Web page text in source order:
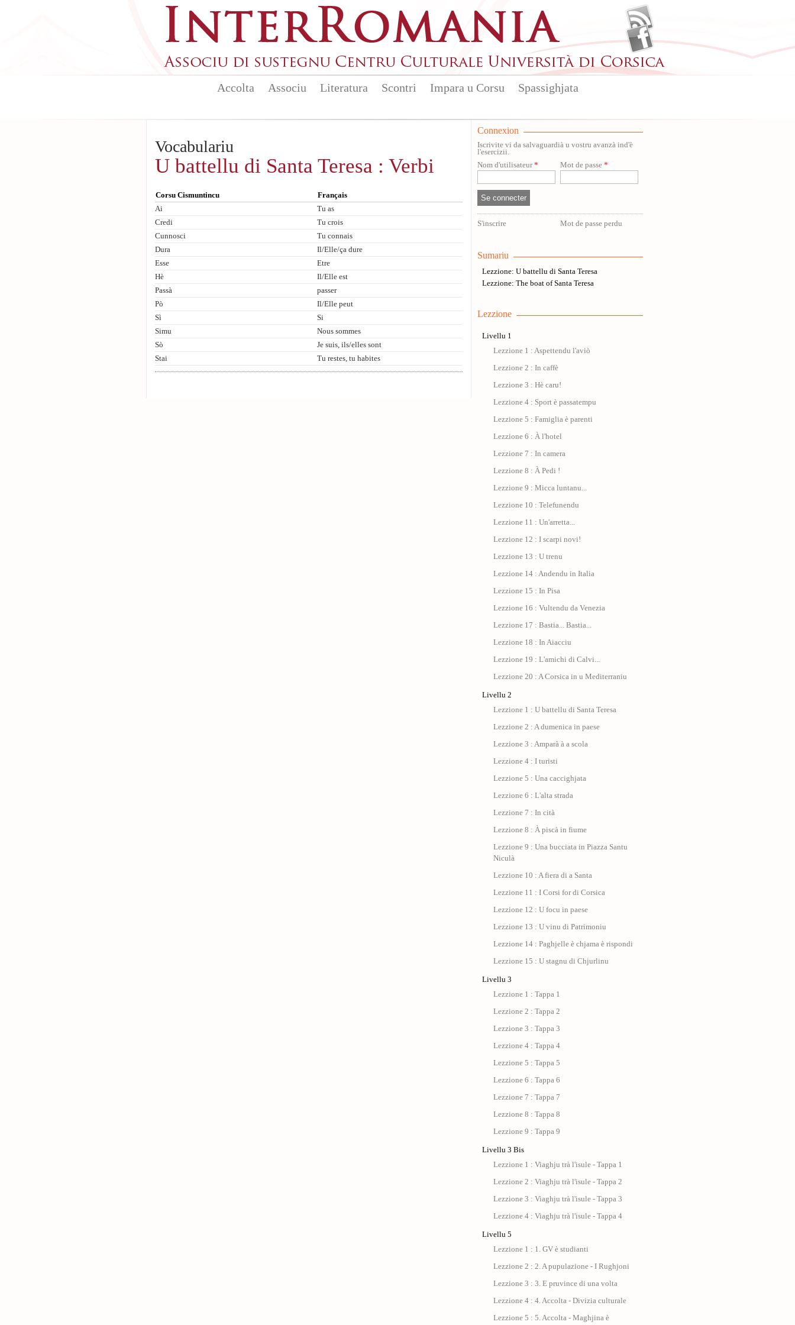
Accolta Associu Literatura Scontri Impara u Corsu Spassighjata
Vocabulariu
U battellu di Santa Teresa : Verbi
Corsu Cismuntincu
Français
Ai
Tu as
Credi
Tu crois
Cunnosci
Tu connais
Dura
Il/Elle/ça dure
Esse
Etre
Hè
Il/Elle est
Passà
passer
Pò
Il/Elle peut
Sì
Si
Simu
Nous sommes
Sò
Je suis, ils/elles sont
Stai
Tu restes, tu habites
Connexion
Iscrivite vi da salvaguardià u vostru avanzà ind'è
l'esercizii.
Nom d'utilisateur* Mot de passe *
S'inscrire Mot de passe perdu
Sumariu
Lezzione: U battellu di Santa Teresa
Lezzione: The boat of Santa Teresa
Lezzione
Livellu 1
Lezzione 1 : Aspettendu l'aviò
Lezzione 2 : In caffè
Lezzione 3 : Hè caru!
Lezzione 4 : Sport è passatempu
Lezzione 5 : Famiglia è parenti
Lezzione 6 : À l'hotel
Lezzione 7 : In camera
Lezzione 8 : À Pedi !
Lezzione 9 : Micca luntanu...
Lezzione 10 : Telefunendu
Lezzione 11 : Un'arretta...
Lezzione 12 : I scarpi novi!
Lezzione 13 : U trenu
Lezzione 14 : Andendu in Italia
Lezzione 15 : In Pisa
Lezzione 16 : Vultendu da Venezia
Lezzione 17 : Bastia... Bastia...
Lezzione 18 : In Aiacciu
Lezzione 19 : L'amichi di Calvi...
Lezzione 20 : A Corsica in u Mediterraniu
Livellu 2
Lezzione 1 : U battellu di Santa Teresa
Lezzione 2 : A dumenica in paese
Lezzione 3 : Amparà à a scola
Lezzione 4 : I turisti
Lezzione 5 : Una caccighjata
Lezzione 6 : L'alta strada
Lezzione 7 : In cità
Lezzione 8 : À piscà in fiume
Lezzione 9 : Una bucciata in Piazza Santu
Niculà
Lezzione 10 : A fiera di a Santa
Lezzione 11 : I Corsi for di Corsica
Lezzione 12 : U focu in paese
Lezzione 13 : U vinu di Patrimoniu
Lezzione 14 : Paghjelle è chjama è rispondi
Lezzione 15 : U stagnu di Chjurlinu
Livellu 3
Lezzione 1 : Tappa 1
Lezzione 2 : Tappa 2
Lezzione 3 : Tappa 3
Lezzione 4 : Tappa 4
Lezzione 5 : Tappa 5
Lezzione 6 : Tappa 6
Lezzione 7 : Tappa 7
Lezzione 8 : Tappa 8
Lezzione 9 : Tappa 9
Livellu 3 Bis
Lezzione 1 : Viaghju trà l'isule - Tappa 1
Lezzione 2 : Viaghju trà l'isule - Tappa 2
Lezzione 3 : Viaghju trà l'isule - Tappa 3
Lezzione 4 : Viaghju trà l'isule - Tappa 4
Livellu 5
Lezzione 1 : 1. GV è studianti
Lezzione 2 : 2. A pupulazione - I Rughjoni
Lezzione 3 : 3. E pruvince di una volta
Lezzione 4 : 4. Accolta - Divizia culturale
Lezzione 5 : 5. Accolta - Maghjina è